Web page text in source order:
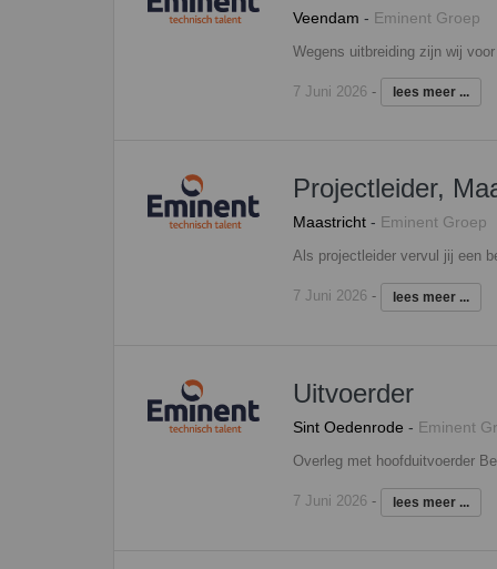
Veendam - Eminent Groep
7 Juni 2026- lees meer ...
Projectleider,
Maastricht- Eminent Groep
7 Juni 2026- lees meer ...
Uitvoerder
Sint Oedenrode - Eminent
7 Juni 2026- lees meer ...